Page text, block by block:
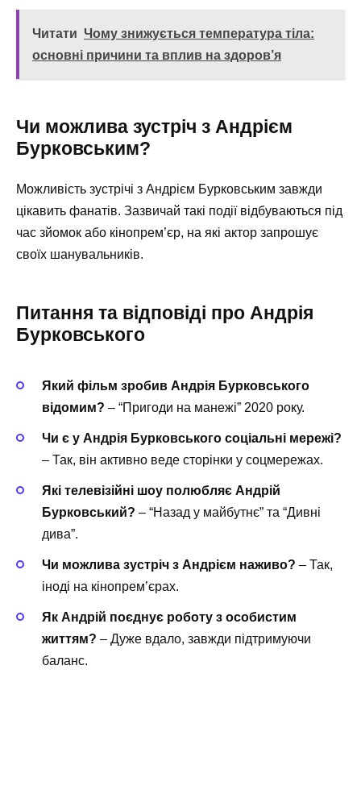
Читати Чому знижується температура тіла:
основні причини та вплив на здоров’я
Чи можлива зустріч з Андрієм
Бурковським?
Можливість зустрічі з Андрієм Бурковським завжди
цікавить фанатів. Зазвичай такі події відбуваються під
час зйомок або кінопрем’єр, на які актор запрошує
своїх шанувальників.
Питання та відповіді про Андрія
Бурковського
Який фільм зробив Андрія Бурковського
відомим? – “Пригоди на манежі” 2020 року.
Чи є у Андрія Бурковського соціальні мережі?
– Так, він активно веде сторінки у соцмережах.
Які телевізійні шоу полюбляє Андрій
Бурковський? – “Назад у майбутнє” та “Дивні
дива”.
Чи можлива зустріч з Андрієм наживо? – Так,
іноді на кінопрем’єрах.
Як Андрій поєднує роботу з особистим
життям? – Дуже вдало, завжди підтримуючи
баланс.